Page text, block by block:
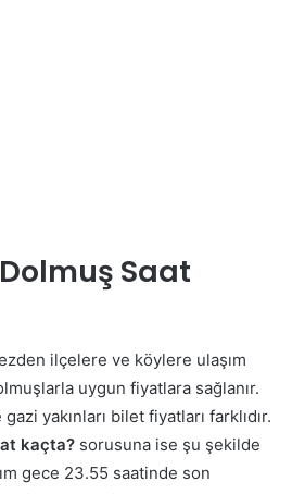
Saat
ilçelere ve köylere ulaşım
uygun fiyatlara sağlanır.
yakınları bilet fiyatları farklıdır.
kaçta? sorusuna ise şu şekilde
gece 23.55 saatinde son